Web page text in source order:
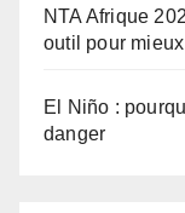
NTA Afrique
outil pour
El Niño :
danger